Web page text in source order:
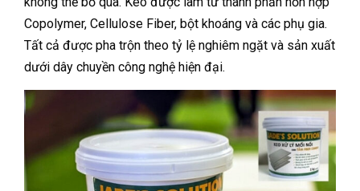
Copolymer, Cellulose Fiber, bột khoáng và các phụ gia.
Tất cả được pha trộn theo tỷ lệ nghiêm ngặt và sản xuất
dưới dây chuyền công nghệ hiện đại.